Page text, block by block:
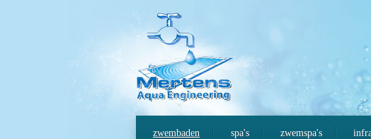
zwembaden spa's zwemspa's